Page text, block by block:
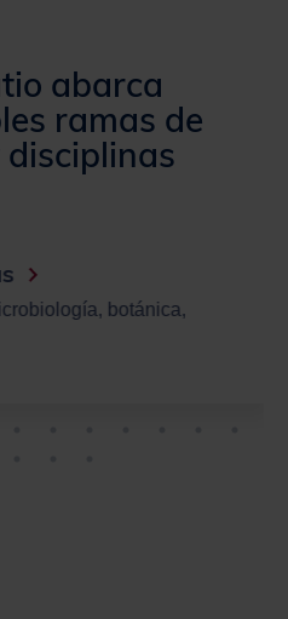
abarca
ramas de
disciplinas
botánica,